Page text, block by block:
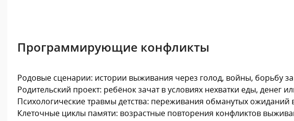
Программирующие конфликты
Родовые сценарии: истории выживания через голод, войны, борьбу
Родительский проект: ребёнок зачат в условиях нехватки еды, денег
Психологические травмы детства: переживания обманутых ожиданий
Клеточные циклы памяти: возрастные повторения конфликтов